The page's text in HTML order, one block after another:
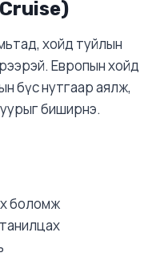
хойд туйлын
Европын хойд
бүс нутгаар аялж,
биширнэ.
боломж